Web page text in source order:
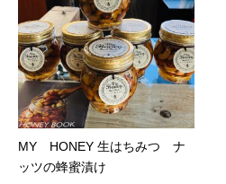
MY HONEY 生はちみつ ナ
ッツの蜂蜜漬け